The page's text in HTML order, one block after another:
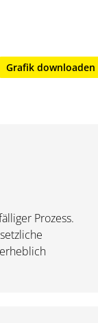
Grafik downloaden
Prozess.